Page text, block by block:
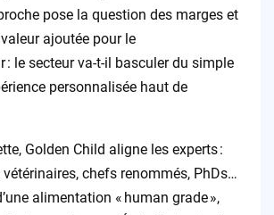
pose la question des marges et
ajoutée pour le
: le secteur va-t-il basculer du simple
personnalisée haut de
Golden Child aligne les experts :
chefs renommés, PhDs…
alimentation « human grade »,